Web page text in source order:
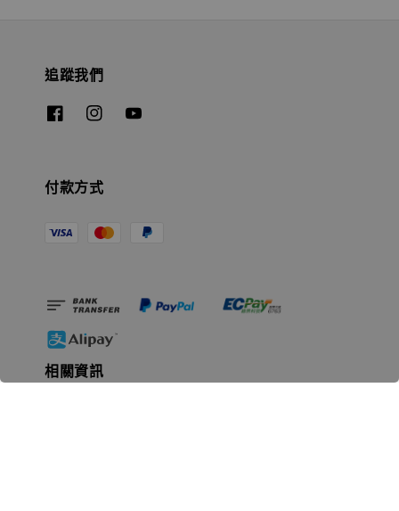
追蹤我們
付款方式
相關資訊